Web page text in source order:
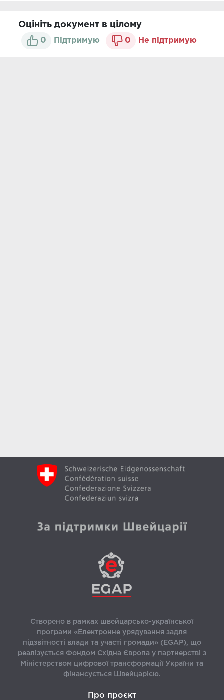
Оцініть документ в цілому
0 Підтримую 0 Не підтримую
Створено в рамках швейцарсько-української
програми «Електронне урядування задля
підзвітності влади та участі громади» (EGAP), що
реалізується Фондом Східна Європа у партнерстві з
Міністерством цифрової трансформації України та
фінансується Швейцарією.
Про проєкт